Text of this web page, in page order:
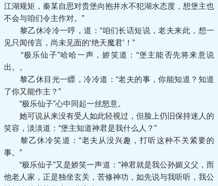
江湖规矩，秦某自思对贵堡向抱井水不犯湖水态度，想堡主也
不会与咱们令主作对。”
黎乙休冷冷一哼，道：“咱们长话短说，老夫来此，想一
见只闻传言，尚未见面的‘绝天魔君’！”
“极乐仙子”哈哈一声，娇笑道：“堡主能否先将来意说
出。。
黎乙休目光一瞟，冷冷道：“老夫的事，你能知道？知道
了你又能作主？”
“极乐仙子”心中同起一丝怒意。
她可说从来没有受人如此轻视过，但脸上仍旧保持迷人的
笑容，淡淡道：“堡主知道神君是我什么人？”
黎乙休冷笑道：“老夫从没兴趣，打听这种不关紧要的
事。”
“极乐仙子”又是娇笑一声道：“神君就是我公孙媚义父，而
他老人家，正是独坐玄关，苦修神功，如先说与我听听，我公